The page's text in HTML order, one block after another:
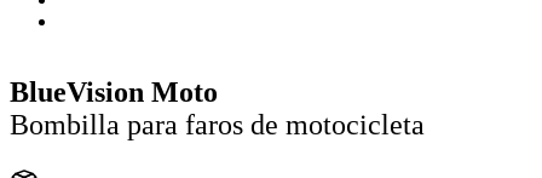
BlueVision Moto
Bombilla para faros de motocicleta